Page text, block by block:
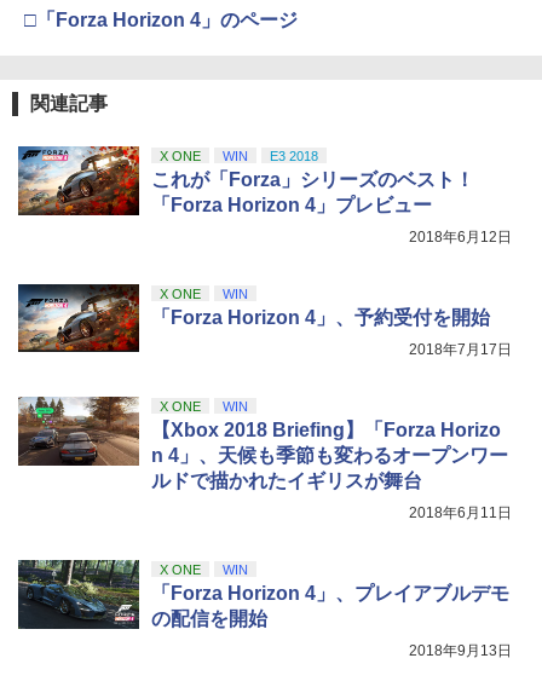
『映画 ラブライブ！蓮ノ空女学院スクー
□「Forza Horizon 4」のページ
関連記事
X ONE WIN E3 2018
これが「Forza」シリーズのベスト！
「Forza Horizon 4」プレビュー
2018年6月12日
X ONE WIN
「Forza Horizon 4」、予約受付を開始
2018年7月17日
X ONE WIN
【Xbox 2018 Briefing】「Forza Horizo
n 4」、天候も季節も変わるオープンワー
ルドで描かれたイギリスが舞台
2018年6月11日
X ONE WIN
「Forza Horizon 4」、プレイアブルデモ
の配信を開始
2018年9月13日